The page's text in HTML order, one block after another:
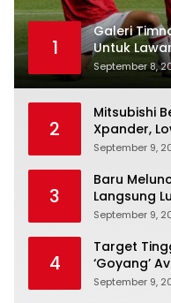
1
Galeri
Untuk
September 8,
2
Mitsubishi
Xpander,
September 9,
3
Baru
Langsung
September 9,
4
Target
‘Goyang’
September 9,